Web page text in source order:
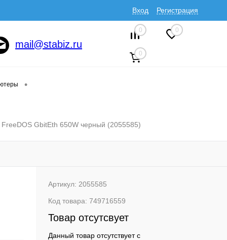
Вход Регистрация
mail@stabiz.ru
0 0
0
•
GbitEth 650W черный (2055585)
Артикул: 2055585
Код товара: 749716559
Товар отсутсвует
Данный товар отсутствует с